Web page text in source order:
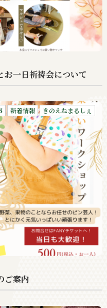
お一日祈祷会について
新着情報 きのえねまるしぇ
ご案内